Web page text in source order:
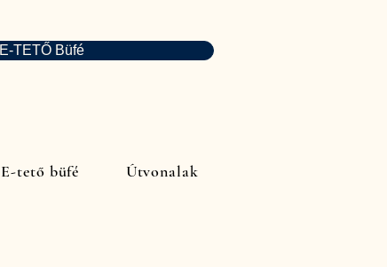
E-TETŐ Büfé
E-tető büfé Útvonalak